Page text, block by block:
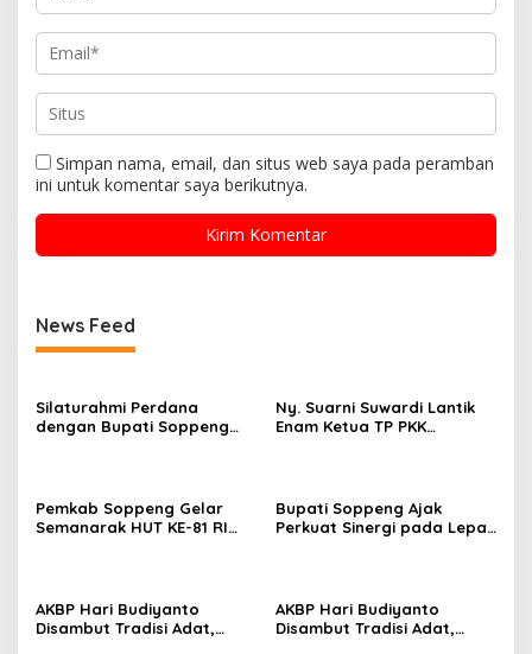
Simpan nama, email, dan situs web saya pada peramban
ini untuk komentar saya berikutnya.
News Feed
Silaturahmi Perdana
dengan Bupati Soppeng
Ny. Suarni Suwardi Lantik
Enam Ketua TP PKK
Pemkab Soppeng Gelar
Semanarak HUT KE-81 RI
Bupati Soppeng Ajak
Perkuat Sinergi pada Lepas
AKBP Hari Budiyanto
Disambut Tradisi Adat,
AKBP Hari Budiyanto
Disambut Tradisi Adat,